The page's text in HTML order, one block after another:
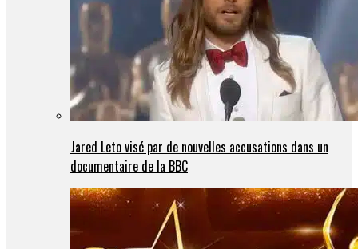
Jared Leto visé par de nouvelles accusations dans un
documentaire de la BBC